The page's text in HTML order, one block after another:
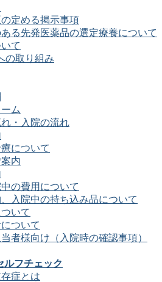
定める掲示事項
る先発医薬品の選定療養について
て
の取り組み
ム
・入院の流れ
について
内
の費用について
入院中の持ち込み品について
いて
ついて
者様向け（入院時の確認事項）
ルフチェック
症とは